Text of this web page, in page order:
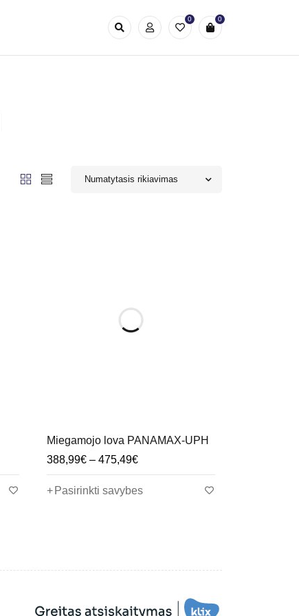
0 0
Numatytasis rikiavimas
Miegamojo lova PANAMAX-UPH
388,99€ – 475,49€
Pasirinkti savybes